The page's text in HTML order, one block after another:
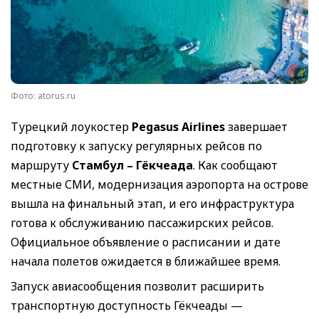
Фото: atorus.ru
Турецкий лоукостер Pegasus Airlinesзавершает
подготовку к запуску регулярных рейсов по
маршруту Стамбул – Гёкчеада. Как сообщают
местные СМИ, модернизация аэропорта на острове
вышла на финальный этап, и его инфраструктура
готова к обслуживанию пассажирских рейсов.
Официальное объявление о расписании и дате
начала полетов ожидается в ближайшее время.
Запуск авиасообщения позволит расширить
транспортную доступность Гёкчеады —